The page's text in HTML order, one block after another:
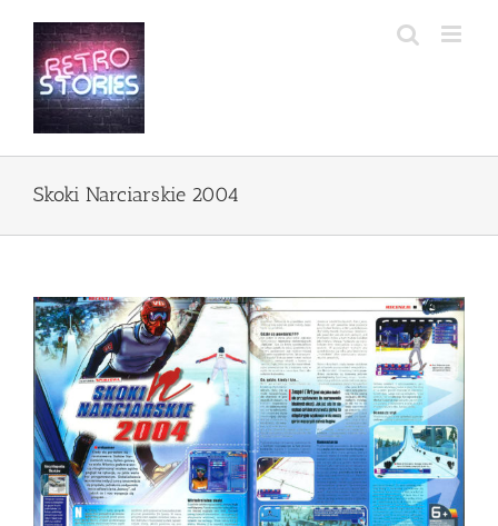
zawartości
Skoki Narciarskie 2004